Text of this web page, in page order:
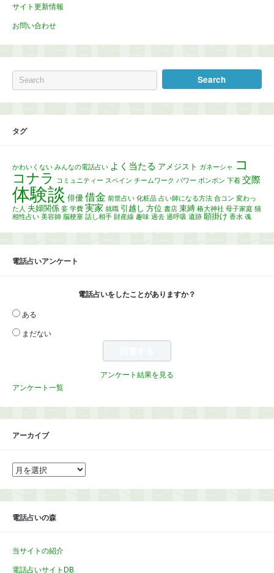
サイト更新情報
お問い合わせ
タグ
かわいくない みんなの電話占い よく当たる アメジスト ガネーシャ
コ
コナラ
コミュニティー スペイン チームワーク パワー ボンボン 下着 交際
体験談 俳優 借金 前世占い 化粧品 占い師になる方法 合コン 変わっ
た人 夫婦関係 妾 学費 実家 就職 引越し 方位 書店 束縛 椿大神社 母子家庭 猫
相性占い 美容師 脳梗塞 話し相手 財産線 趣味 過去 過呼吸 遺跡 願掛け 香水 魂
電話占いアンケート
電話占いをしたことがありますか？
ある
まだない
アンケート結果を見る
アンケート一覧
アーカイブ
ア
ー
イ
電話占いの森
当サイトの紹介
電話占いサイトDB